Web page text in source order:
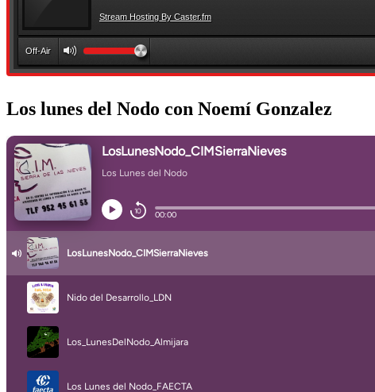
Los lunes del Nodo con Noemí Gonzalez